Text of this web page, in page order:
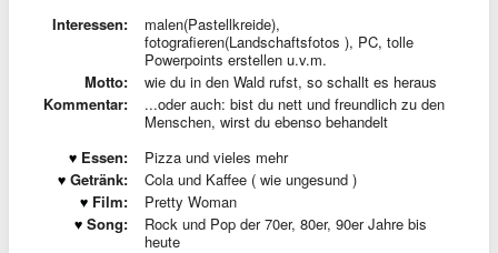
Interessen:
malen(Pastellkreide),
fotografieren(Landschaftsfotos ), PC, tolle
Powerpoints erstellen u.v.m.
Motto:
wie du in den Wald rufst, so schallt es heraus
Kommentar:
...oder auch: bist du nett und freundlich zu den
Menschen, wirst du ebenso behandelt
Essen:
Pizza und vieles mehr
Getränk:
Cola und Kaffee ( wie ungesund )
Film:
Pretty Woman
Song:
Rock und Pop der 70er, 80er, 90er Jahre bis
heute